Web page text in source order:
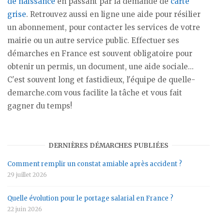
grise. Retrouvez aussi en ligne une aide pour résilier
un abonnement, pour contacter les services de votre
mairie ou un autre service public. Effectuer ses
démarches en France est souvent obligatoire pour
obtenir un permis, un document, une aide sociale...
C'est souvent long et fastidieux, l'équipe de quelle-
demarche.com vous facilite la tâche et vous fait
gagner du temps!
DERNIÈRES DÉMARCHES PUBLIÉES
Comment remplir un constat amiable après accident ?
29 juillet 2026
Quelle évolution pour le portage salarial en France ?
22 juin 2026